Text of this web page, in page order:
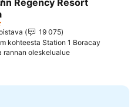
suosikkeihin
Regency Resort
19 075
kohteesta Station 1 Boracay
rannan oleskelualue